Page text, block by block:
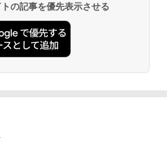
リポバッテリー PSE Li
700mAh 電動ハンドガン用 AEP
ス
85CM BK
ンドクルーザーGR SPORT
NATIONS オリジン・オブ・
ー 超時空要塞マクロス VF-1J
ー45th Anniv. 約225mm ABS&
NATIONS S.H.フィギュアー
SPIRITS(バンダイ スピリッツ)
戦士ガンダム 逆襲のシャア νガ
イ(TOKYO MARUI) No.21 H&K
18歳以上エアーHOPハンドガン
ロックタイト) シールはがし
ム 220ml
剤 87003
の記事を優先表示させる